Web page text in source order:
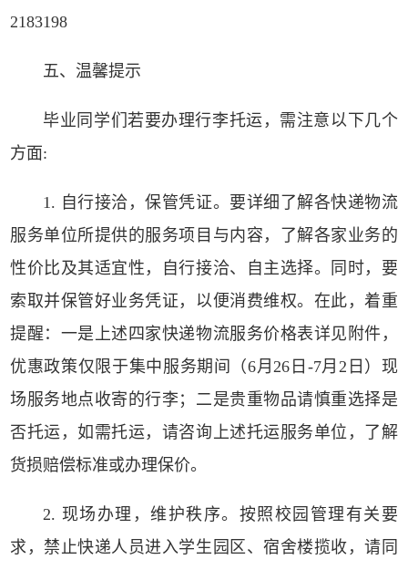
2183198
五、温馨提示
毕业同学们若要办理行李托运，需注意以下几个
方面:
1. 自行接洽，保管凭证。要详细了解各快递物流
服务单位所提供的服务项目与内容，了解各家业务的
性价比及其适宜性，自行接洽、自主选择。同时，要
索取并保管好业务凭证，以便消费维权。在此，着重
提醒：一是上述四家快递物流服务价格表详见附件，
优惠政策仅限于集中服务期间（6月26日-7月2日）现
场服务地点收寄的行李；二是贵重物品请慎重选择是
否托运，如需托运，请咨询上述托运服务单位，了解
货损赔偿标准或办理保价。
2. 现场办理，维护秩序。按照校园管理有关要
求，禁止快递人员进入学生园区、宿舍楼揽收，请同